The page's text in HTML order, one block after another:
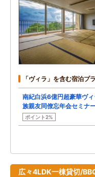
「ヴィラ」を含む宿泊プ
南紀白浜6億円超豪華ヴ
族親友同僚忘年会セミナ
ポイント2%
広々4LDK一棟貸切/